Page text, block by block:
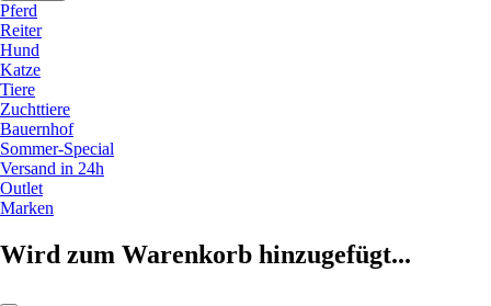
Pferd
Reiter
Hund
Katze
Tiere
Zuchttiere
Bauernhof
Sommer-Special
Versand in 24h
Outlet
Marken
Wird zum Warenkorb hinzugefügt...